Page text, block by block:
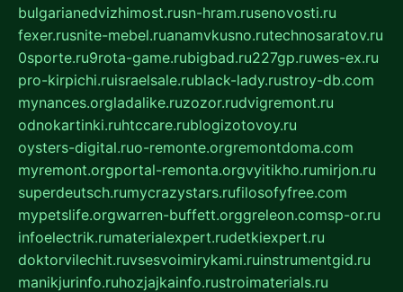
bulgarianedvizhimost.rusn-hram.rusenovosti.ru
fexer.rusnite-mebel.ruanamvkusno.rutechnosaratov.ru
0sporte.ru9rota-game.rubigbad.ru227gp.ruwes-ex.ru
pro-kirpichi.ruisraelsale.rublack-lady.rustroy-db.com
mynances.orgladalike.ruzozor.rudvigremont.ru
odnokartinki.ruhtccare.rublogizotovoy.ru
oysters-digital.ruo-remonte.orgremontdoma.com
myremont.orgportal-remonta.orgvyitikho.rumirjon.ru
superdeutsch.rumycrazystars.rufilosofyfree.com
mypetslife.orgwarren-buffett.orggreleon.comsp-or.ru
infoelectrik.rumaterialexpert.rudetkiexpert.ru
doktorvilechit.ruvsesvoimirykami.ruinstrumentgid.ru
manikjurinfo.ruhozjajkainfo.rustroimaterials.ru